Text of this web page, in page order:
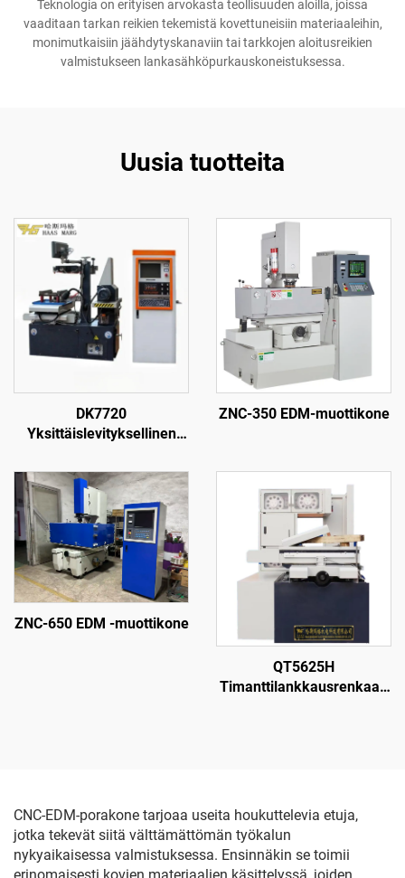
Teknologia on erityisen arvokasta teollisuuden aloilla, joissa
vaaditaan tarkan reikien tekemistä kovettuneisiin materiaaleihin,
monimutkaisiin jäähdytyskanaviin tai tarkkojen aloitusreikien
valmistukseen lankasähköpurkauskoneistuksessa.
Uusia tuotteita
DK7720
Yksittäislevityksellinen
ZNC-350 EDM-muottikone
ZNC-650 EDM -muottikone
QT5625H
Timanttilankkausrenkaan
CNC-EDM-porakone tarjoaa useita houkuttelevia etuja,
jotka tekevät siitä välttämättömän työkalun
nykyaikaisessa valmistuksessa. Ensinnäkin se toimii